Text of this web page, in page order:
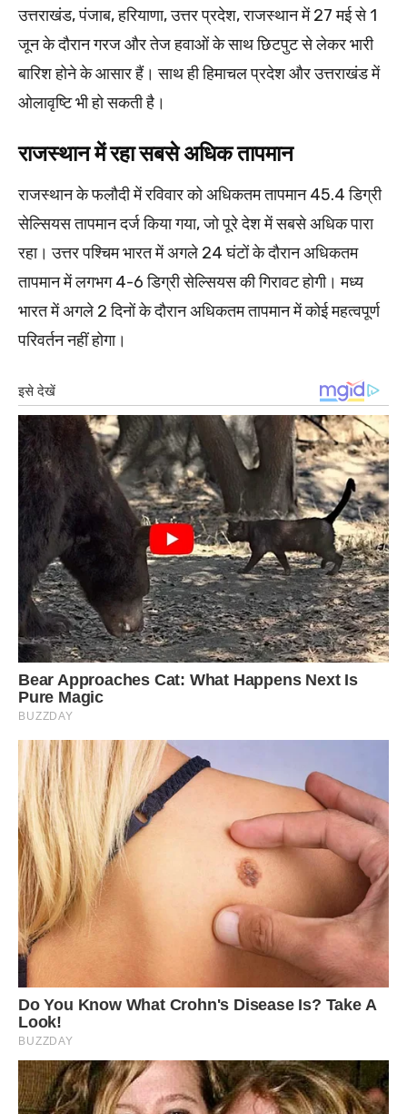
उत्तराखंड, पंजाब, हरियाणा, उत्तर प्रदेश, राजस्थान में 27 मई से 1
जून के दौरान गरज और तेज हवाओं के साथ छिटपुट से लेकर भारी
बारिश होने के आसार हैं। साथ ही हिमाचल प्रदेश और उत्तराखंड में
ओलावृष्टि भी हो सकती है।
राजस्थान में रहा सबसे अधिक तापमान
राजस्थान के फलौदी में रविवार को अधिकतम तापमान 45.4 डिग्री
सेल्सियस तापमान दर्ज किया गया, जो पूरे देश में सबसे अधिक पारा
रहा। उत्तर पश्चिम भारत में अगले 24 घंटों के दौरान अधिकतम
तापमान में लगभग 4-6 डिग्री सेल्सियस की गिरावट होगी। मध्य
भारत में अगले 2 दिनों के दौरान अधिकतम तापमान में कोई महत्वपूर्ण
परिवर्तन नहीं होगा।